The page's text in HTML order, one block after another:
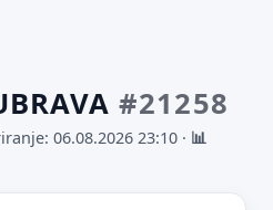
#21258
06.08.2026 23:10 · 📊